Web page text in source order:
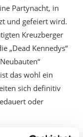
Partynacht, in
und gefeiert wird.
Kreuzberger
„Dead Kennedys“
das wohl ein
sich definitiv
oder